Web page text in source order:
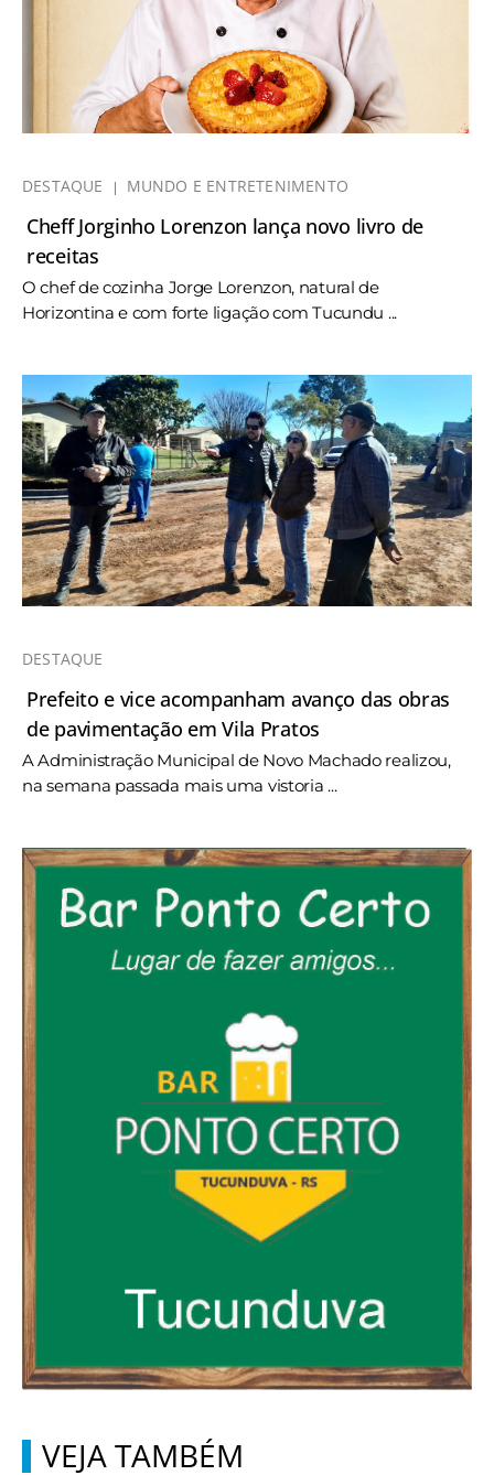
DESTAQUE MUNDO E ENTRETENIMENTO
Cheff Jorginho Lorenzon lança novo livro de
receitas
O chef de cozinha Jorge Lorenzon, natural de
Horizontina e com forte ligação com Tucundu ...
DESTAQUE
Prefeito e vice acompanham avanço das obras
de pavimentação em Vila Pratos
A Administração Municipal de Novo Machado realizou,
na semana passada mais uma vistoria ...
VEJA TAMBÉM